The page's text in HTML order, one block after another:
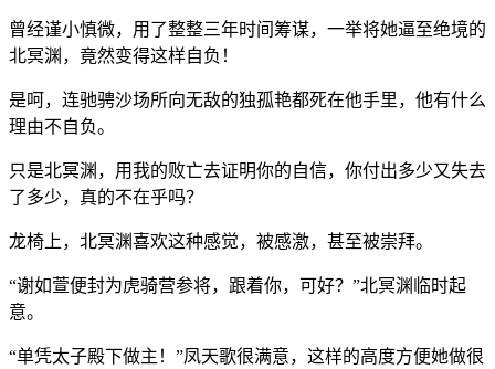
曾经谨小慎微，用了整整三年时间筹谋，一举将她逼至绝境的
北冥渊，竟然变得这样自负！
是呵，连驰骋沙场所向无敌的独孤艳都死在他手里，他有什么
理由不自负。
只是北冥渊，用我的败亡去证明你的自信，你付出多少又失去
了多少，真的不在乎吗？
龙椅上，北冥渊喜欢这种感觉，被感激，甚至被崇拜。
“谢如萱便封为虎骑营参将，跟着你，可好？”北冥渊临时起
意。
“单凭太子殿下做主！”凤天歌很满意，这样的高度方便她做很